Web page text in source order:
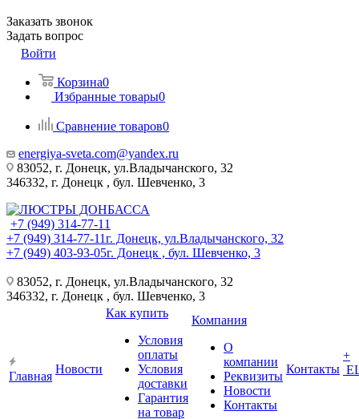
Заказать звонок
Задать вопрос
Войти
Корзина0
Избранные товары0
Сравнение товаров0
energiya-sveta.com@yandex.ru
83052, г. Донецк, ул.Владычанского, 32
346332, г. Донецк , бул. Шевченко, 3
+7 (949) 314-77-11
+7 (949) 314-77-11г. Донецк, ул.Владычанского, 32
+7 (949) 403-93-05г. Донецк , бул. Шевченко, 3
83052, г. Донецк, ул.Владычанского, 32
346332, г. Донецк , бул. Шевченко, 3
Главная
Новости
Как купить
Условия
оплаты
Условия
доставки
Гарантия
на товар
Компания
О
компании
Реквизиты
Новости
Контакты
Контакты
+